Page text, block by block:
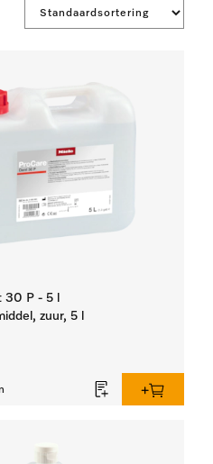
30 P - 5 l
zuur, 5 l